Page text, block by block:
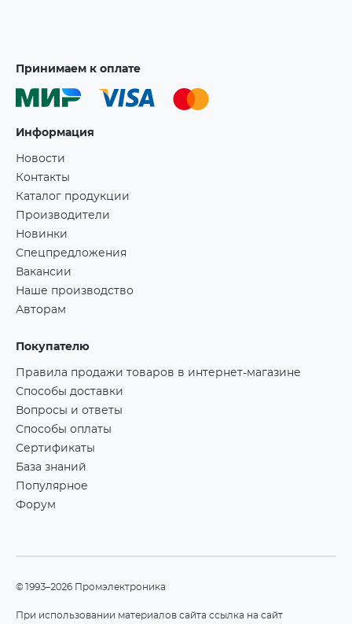
Принимаем к оплате
Информация
Новости
Контакты
Каталог продукции
Производители
Новинки
Спецпредложения
Вакансии
Наше производство
Авторам
Покупателю
Правила продажи товаров в интернет-магазине
Способы доставки
Вопросы и ответы
Способы оплаты
Сертификаты
База знаний
Популярное
Форум
©1993–2026 Промэлектроника
При использовании материалов сайта ссылка на сайт